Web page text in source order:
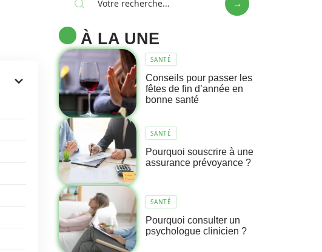
À LA UNE
SANTÉ
Conseils pour passer les
fêtes de fin d’année en
bonne santé
SANTÉ
Pourquoi souscrire à une
assurance prévoyance ?
SANTÉ
Pourquoi consulter un
psychologue clinicien ?